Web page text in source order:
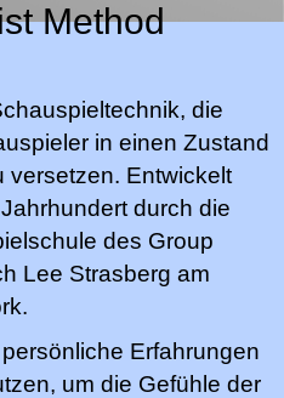
Method
die
in einen Zustand
versetzen. Entwickelt
durch die
des Group
Lee Strasberg am
Erfahrungen
um die Gefühle der